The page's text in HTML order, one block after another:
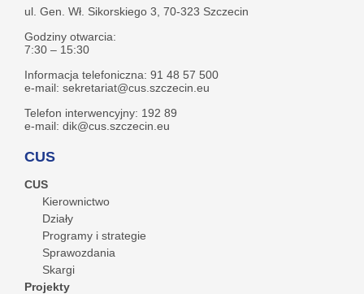
ul. Gen. Wł. Sikorskiego 3, 70-323 Szczecin
Godziny otwarcia:
7:30 – 15:30
Informacja telefoniczna: 91 48 57 500
e-mail: sekretariat@cus.szczecin.eu
Telefon interwencyjny: 192 89
e-mail: dik@cus.szczecin.eu
CUS
CUS
Kierownictwo
Działy
Programy i strategie
Sprawozdania
Skargi
Projekty